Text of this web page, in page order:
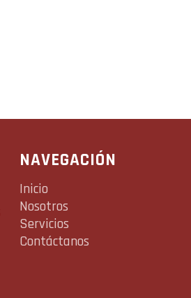
NAVEGACIÓN
Inicio
Nosotros
Servicios
Contáctanos